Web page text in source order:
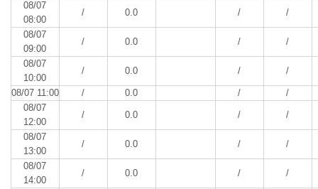
08/07
08:00
/ 0.0 / /
08/07
09:00
/ 0.0 / /
08/07
10:00
/ 0.0 / /
08/07 11:00 / 0.0 /
/
08/07
12:00
/ 0.0 / /
08/07
13:00
/ 0.0 / /
08/07
14:00
/ 0.0 / /